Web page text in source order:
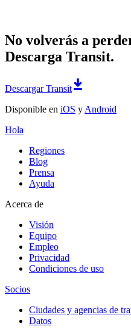
No volverás a
Descarga Transit.
Descargar Transit
Disponible en iOS y Android
Hola
Regiones
Blog
Prensa
Ayuda
Acerca de
Visión
Equipo
Empleo
Privacidad
Condiciones de uso
Socios
Ciudades y agencias de
Datos